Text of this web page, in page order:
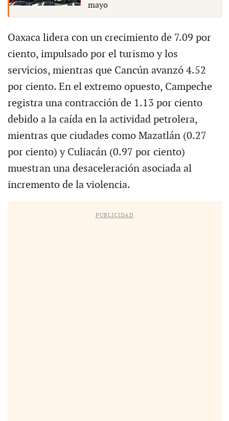
mayo
Oaxaca lidera con un crecimiento de 7.09 por
ciento, impulsado por el turismo y los
servicios, mientras que Cancún avanzó 4.52
por ciento. En el extremo opuesto, Campeche
registra una contracción de 1.13 por ciento
debido a la caída en la actividad petrolera,
mientras que ciudades como Mazatlán (0.27
por ciento) y Culiacán (0.97 por ciento)
muestran una desaceleración asociada al
incremento de la violencia.
PUBLICIDAD